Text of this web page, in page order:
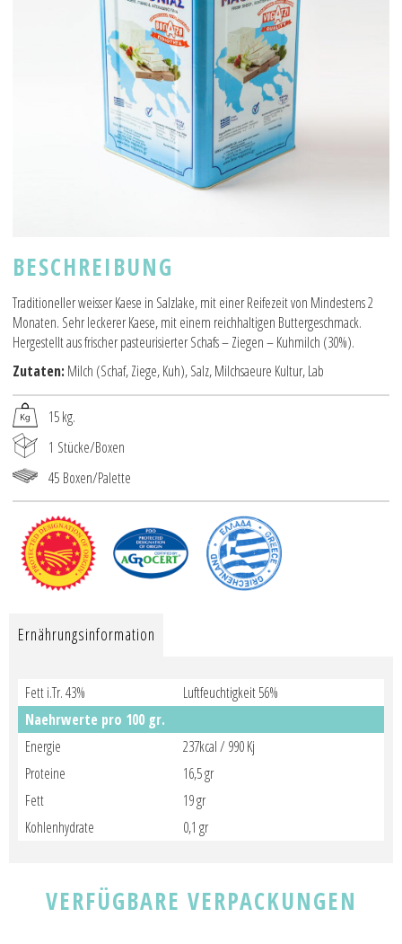
BESCHREIBUNG
Traditioneller weisser Kaese in Salzlake, mit einer Reifezeit von Mindestens 2
Monaten. Sehr leckerer Kaese, mit einem reichhaltigen Buttergeschmack.
Hergestellt aus frischer pasteurisierter Schafs – Ziegen – Kuhmilch (30%).
Zutaten: Milch (Schaf, Ziege, Kuh), Salz, Milchsaeure Kultur, Lab
15 kg.
1 Stücke/Boxen
45 Boxen/Palette
Horizontal Tabs
Ernährungsinformation
Fett i.Tr. 43%
Luftfeuchtigkeit 56%
Naehrwerte pro 100 gr.
Energie
237kcal / 990 Kj
Proteine
16,5 gr
Fett
19 gr
Kohlenhydrate
0,1 gr
VERFÜGBARE VERPACKUNGEN